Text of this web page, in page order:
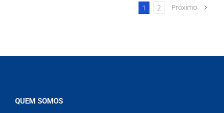
1 2 Próximo
QUEM SOMOS